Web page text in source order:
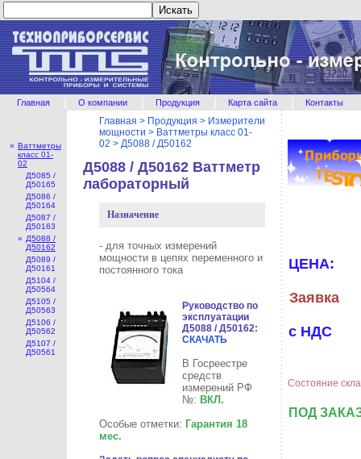
Главная О компании Продукция Карта сайта Контакты
» Ваттметры
класс 01-
02
Д5085 /
Д50165
Д5086 /
Д50164
Д5087 /
Д50163
» Д5088 /
Д50162
Д5089 /
Д50161
Д5104 /
Д50564
Д5105 /
Д50563
Д5106 /
Д50562
Д5107 /
Д50561
Главная > Продукция > Измерители
мощности > Ваттметры класс 01-
02 > Д5088 / Д50162
Д5088 / Д50162 Ваттметр
лабораторный
Назначение
- для точных измерений
мощности в цепях переменного и
постоянного тока
Руководство по
эксплуатации
Д5088 / Д50162:
СКАЧАТЬ
В Госреестре
средств
измерений РФ
№: ВКЛ.
Особые отметки: Гарантия 18
мес.
ЦЕНА:
Заявка
с НДС
Состояние
ПОД